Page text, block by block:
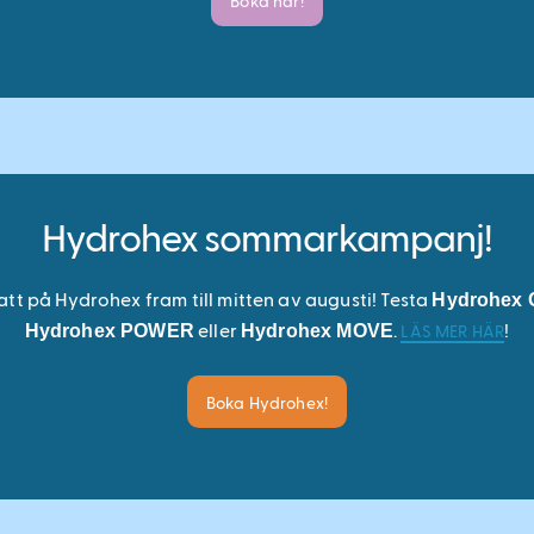
Hydrohex sommarkampanj!
på Hydrohex fram till mitten av augusti! Testa Hydrohex
Hydrohex POWER eller Hydrohex MOVE. LÄS MER HÄR!
Boka Hydrohex!